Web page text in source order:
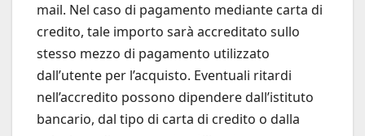
mail. Nel caso di pagamento mediante carta di
credito, tale importo sarà accreditato sullo
stesso mezzo di pagamento utilizzato
dall’utente per l’acquisto. Eventuali ritardi
nell’accredito possono dipendere dall’istituto
bancario, dal tipo di carta di credito o dalla